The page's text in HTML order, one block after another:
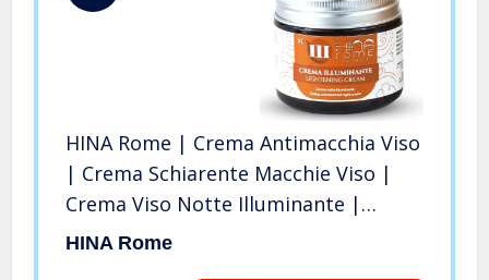
HINA Rome | Crema Antimacchia Viso
| Crema Schiarente Macchie Viso |
Crema Viso Notte Illuminante |
Crema Viso Donna con Ibisco Rosa,
HINA Rome